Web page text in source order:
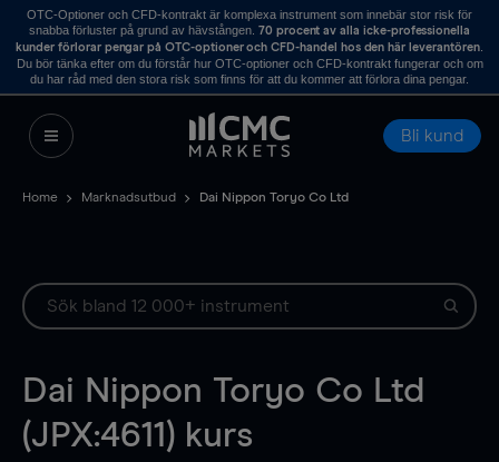
OTC-Optioner och CFD-kontrakt är komplexa instrument som innebär stor risk för
snabba förluster på grund av hävstången. 70 procent av alla icke-professionella
kunder förlorar pengar på OTC-optioner och CFD-handel hos den här leverantören.
Du bör tänka efter om du förstår hur OTC-optioner och CFD-kontrakt fungerar och om
du har råd med den stora risk som finns för att du kommer att förlora dina pengar.
Bli kund
Home Marknadsutbud Dai Nippon Toryo Co Ltd
Dai Nippon Toryo Co Ltd
(JPX:4611) kurs